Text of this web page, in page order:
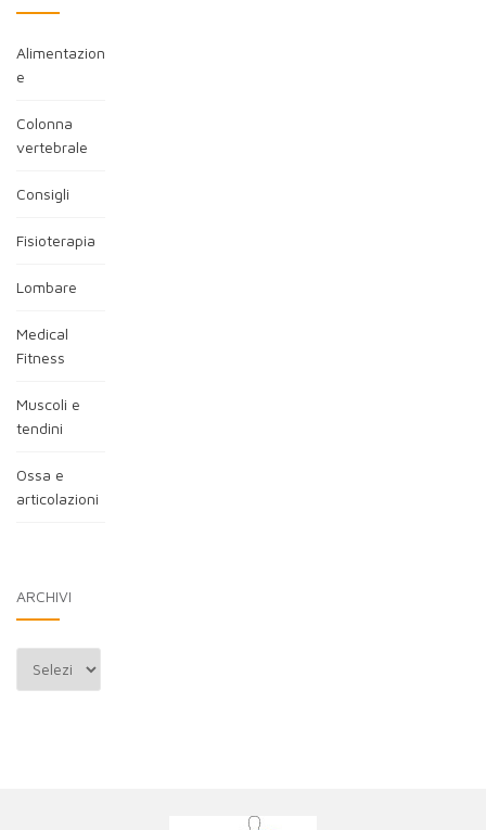
Alimentazion
e
Colonna
vertebrale
Consigli
Fisioterapia
Lombare
Medical
Fitness
Muscoli e
tendini
Ossa e
articolazioni
ARCHIVI
Archivi